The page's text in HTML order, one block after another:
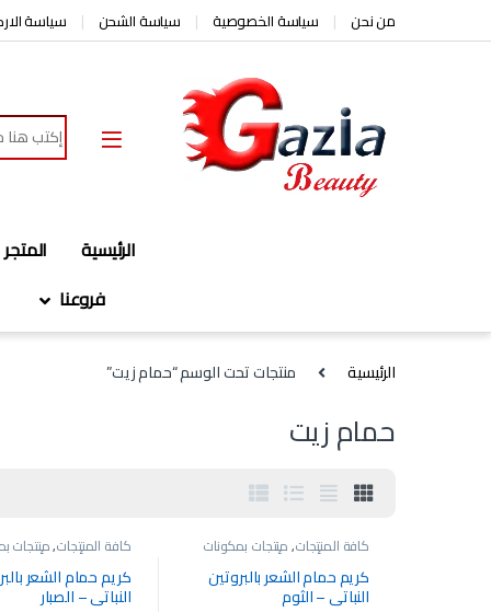
Skip to navigationمن نحن سياسة الخصوصية سياسة الشحن سياسة
Search for:
الرئيسية المتجر
فروعنا
الرئيسية منتجات تحت الوسم “حمام زيت”
حمام زيت
كافة المنتجات,منتجات بمكونات
طبيعية وأسعار وأحجام تنافسية
كريم حمام الشعر بالبروتين
النباتي – الثوم
كافة المنتجات,منتجات
طبيعية وأسعار وأحجام
كريم حمام الشعر
النباتي – الصبار